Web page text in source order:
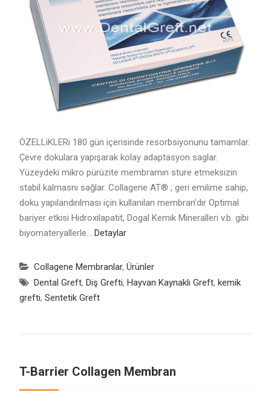
ÖZELLiKLERi 180 gün içerisinde resorbsiyonunu tamamlar.
Çevre dokulara yapışarak kolay adaptasyon saglar.
Yüzeydeki mikro pürüzite membramın sture etmeksizin
stabil kalmasnı sağlar. Collagene AT® , geri emilime sahip,
doku yapılandırılması için kullanılan membran’dır Optimal
bariyer etkisi Hidroxilapatit, Dogal Kemik Mineralleri v.b. gibi
biyomateryallerle… Detaylar
Collagene Membranlar, Ürünler
Dental Greft, Diş Grefti, Hayvan Kaynaklı Greft, kemik
grefti, Sentetik Greft
T-Barrier Collagen Membran